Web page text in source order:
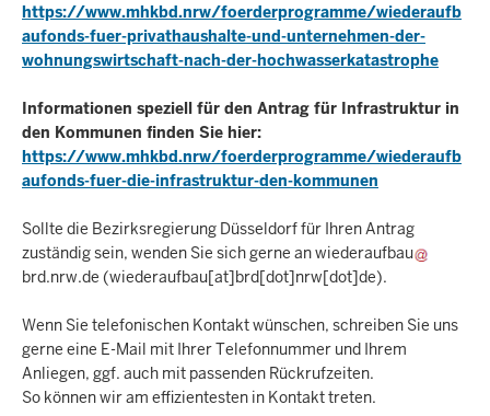
https://www.mhkbd.nrw/foerderprogramme/wiederaufb
aufonds-fuer-privathaushalte-und-unternehmen-der-
wohnungswirtschaft-nach-der-hochwasserkatastrophe
Informationen speziell für den Antrag für Infrastruktur in
den Kommunen finden Sie hier:
https://www.mhkbd.nrw/foerderprogramme/wiederaufb
aufonds-fuer-die-infrastruktur-den-kommunen
Sollte die Bezirksregierung Düsseldorf für Ihren Antrag
zuständig sein, wenden Sie sich gerne anwiederaufbau
brd.nrw.de (wiederaufbau[at]brd[dot]nrw[dot]de).
Wenn Sie telefonischen Kontakt wünschen, schreiben Sie uns
gerne eine E-Mail mit Ihrer Telefonnummer und Ihrem
Anliegen, ggf. auch mit passenden Rückrufzeiten.
So können wir am effizientesten in Kontakt treten.